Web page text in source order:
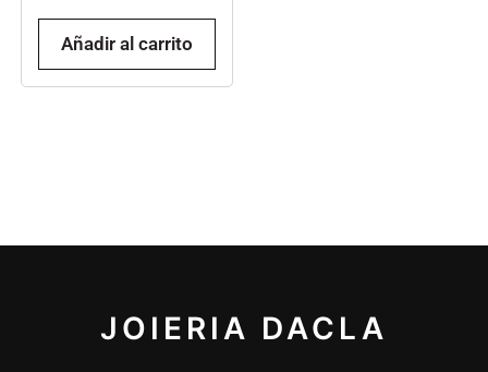
Añadir al carrito
JOIERIA DACLA